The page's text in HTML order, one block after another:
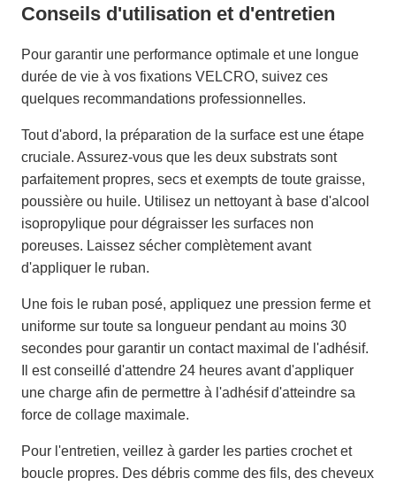
Conseils d'utilisation et d'entretien
Pour garantir une performance optimale et une longue
durée de vie à vos fixations VELCRO, suivez ces
quelques recommandations professionnelles.
Tout d'abord, la préparation de la surface est une étape
cruciale. Assurez-vous que les deux substrats sont
parfaitement propres, secs et exempts de toute graisse,
poussière ou huile. Utilisez un nettoyant à base d'alcool
isopropylique pour dégraisser les surfaces non
poreuses. Laissez sécher complètement avant
d'appliquer le ruban.
Une fois le ruban posé, appliquez une pression ferme et
uniforme sur toute sa longueur pendant au moins 30
secondes pour garantir un contact maximal de l'adhésif.
Il est conseillé d'attendre 24 heures avant d'appliquer
une charge afin de permettre à l'adhésif d'atteindre sa
force de collage maximale.
Pour l'entretien, veillez à garder les parties crochet et
boucle propres. Des débris comme des fils, des cheveux